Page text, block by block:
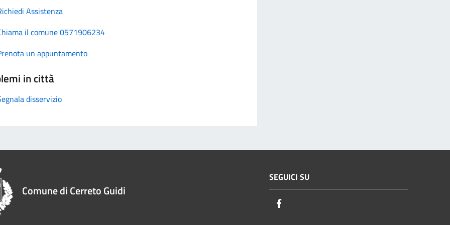
Assistenza
il comune 0571906234
un appuntamento
in città
disservizio
Comune di Cerreto Guidi
SEGUICI SU